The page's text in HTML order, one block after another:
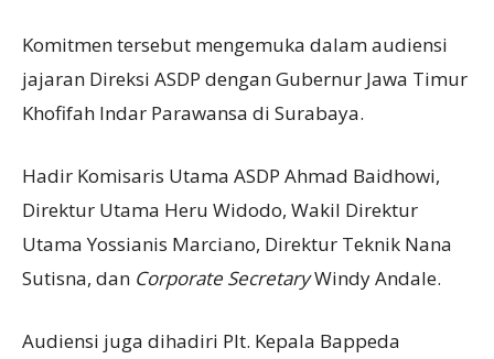
Komitmen tersebut mengemuka dalam audiensi
jajaran Direksi ASDP dengan Gubernur Jawa Timur
Khofifah Indar Parawansa di Surabaya.
Hadir Komisaris Utama ASDP Ahmad Baidhowi,
Direktur Utama Heru Widodo, Wakil Direktur
Utama Yossianis Marciano, Direktur Teknik Nana
Sutisna, dan Corporate SecretaryWindy Andale.
Audiensi juga dihadiri Plt. Kepala Bappeda